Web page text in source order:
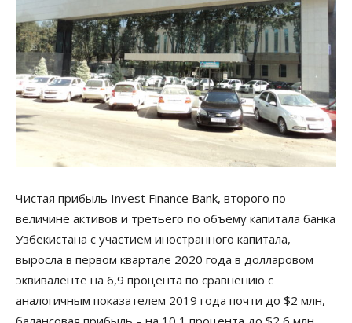
Чистая прибыль Invest Finance Bank, второго по
величине активов и третьего по объему капитала банка
Узбекистана с участием иностранного капитала,
выросла в первом квартале 2020 года в долларовом
эквиваленте на 6,9 процента по сравнению с
аналогичным показателем 2019 года почти до $2 млн,